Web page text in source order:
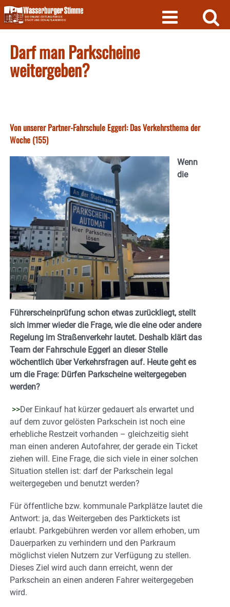
Skip
to
content
Darf man Parkscheine
weitergeben?
Von unserer Partner-Fahrschule Eggerl: Das Verkehrsthema der
Woche (155)
Wenn
die
Führerscheinprüfung schon etwas zurückliegt, stellt
sich immer wieder die Frage, wie die eine oder andere
Regelung im Straßenverkehr lautet. Deshalb klärt das
Team der Fahrschule Eggerl an dieser Stelle
wöchentlich über Verkehrsfragen auf. Heute geht es
um die Frage: Dürfen Parkscheine weitergegeben
werden?
>>Der Einkauf hat kürzer gedauert als erwartet und
auf dem zuvor gelösten Parkschein ist noch eine
erhebliche Restzeit vorhanden – gleichzeitig sieht
man einen anderen Autofahrer, der gerade ein Ticket
ziehen will. Eine Frage, die sich viele in einer solchen
Situation stellen ist: darf der Parkschein legal
weitergegeben und benutzt werden?
Für öffentliche bzw. kommunale Parkplätze lautet die
Antwort: ja, das Weitergeben des Parktickets ist
erlaubt. Parkgebühren werden vor allem erhoben, um
Dauerparken zu verhindern und den Parkraum
möglichst vielen Nutzern zur Verfügung zu stellen.
Dieses Ziel wird auch dann erreicht, wenn der
Parkschein an einen anderen Fahrer weitergegeben
wird.